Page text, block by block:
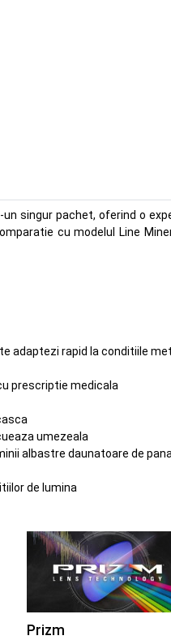
singur pachet, oferind o
cu modelul Line
adaptezi rapid la conditiile
prescriptie medicala
umezeala
albastre daunatoare de
de lumina
Prizm